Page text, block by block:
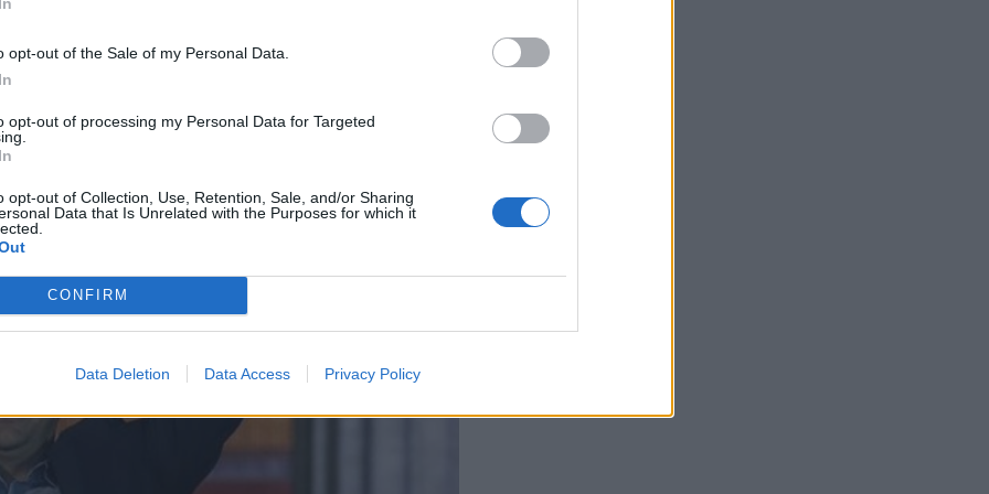
opt-out of the Sale of my Personal Data.
opt-out of processing my Personal Data for Targeted
opt-out of Collection, Use, Retention, Sale, and/or Sharing
Data that Is Unrelated with the Purposes for which it
CONFIRM
Data Deletion Data Access Privacy Policy